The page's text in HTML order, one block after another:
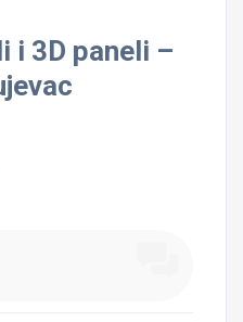
i 3D paneli –